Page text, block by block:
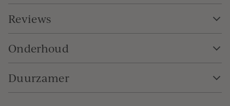
Reviews
Onderhoud
Duurzamer